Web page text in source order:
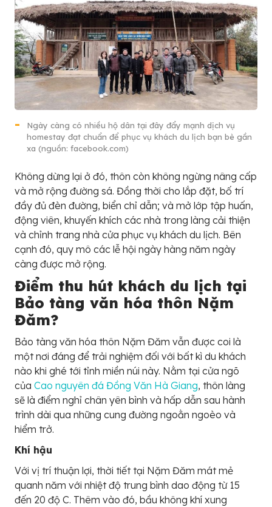
Ngày càng có nhiều hộ dân tại đây đẩy mạnh dịch vụ
homestay đạt chuẩn để phục vụ khách du lịch bạn bè gần
xa (nguồn: facebook.com)
Không dừng lại ở đó, thôn còn không ngừng nâng cấp
và mở rộng đường sá. Đồng thời cho lắp đặt, bố trí
đầy đủ đèn đường, biển chỉ dẫn; và mở lớp tập huấn,
động viên, khuyến khích các nhà trong làng cải thiện
và chỉnh trang nhà cửa phục vụ khách du lịch. Bên
cạnh đó, quy mô các lễ hội ngày hàng năm ngày
càng được mở rộng.
Điểm thu hút khách du lịch tại
Bảo tàng văn hóa thôn Nặm
Đăm?
Bảo tàng văn hóa thôn Nặm Đăm vẫn được coi là
một nơi đáng để trải nghiệm đối với bất kì du khách
nào khi ghé tới tỉnh miền núi này. Nằm tại cửa ngõ
của Cao nguyên đá Đồng Văn Hà Giang, thôn làng
sẽ là điểm nghỉ chân yên bình và hấp dẫn sau hành
trình dài qua những cung đường ngoằn ngoèo và
hiểm trở.
Khí hậu
Với vị trí thuận lợi, thời tiết tại Nặm Đăm mát mẻ
quanh năm với nhiệt độ trung bình dao động từ 15
đến 20 độ C. Thêm vào đó, bầu không khí xung